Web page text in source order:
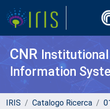
CNR
Information
IRIS Catalogo Ricerca